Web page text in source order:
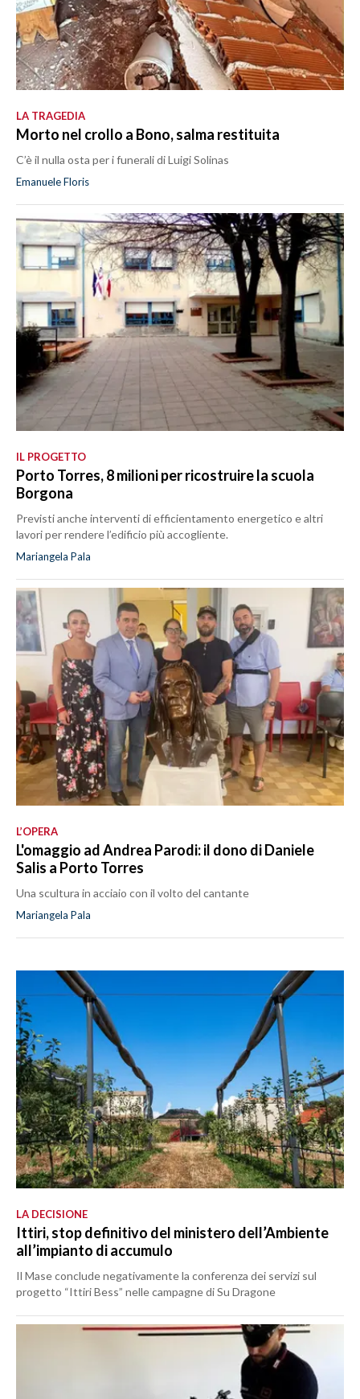
LA TRAGEDIA
Morto nel crollo a Bono, salma restituita
C’è il nulla osta per i funerali di Luigi Solinas
Emanuele Floris
IL PROGETTO
Porto Torres, 8 milioni per ricostruire la scuola
Borgona
Previsti anche interventi di efficientamento energetico e altri
lavori per rendere l’edificio più accogliente.
Mariangela Pala
L’OPERA
L'omaggio ad Andrea Parodi: il dono di Daniele
Salis a Porto Torres
Una scultura in acciaio con il volto del cantante
Mariangela Pala
LA DECISIONE
Ittiri, stop definitivo del ministero dell’Ambiente
all’impianto di accumulo
Il Mase conclude negativamente la conferenza dei servizi sul
progetto “Ittiri Bess” nelle campagne di Su Dragone